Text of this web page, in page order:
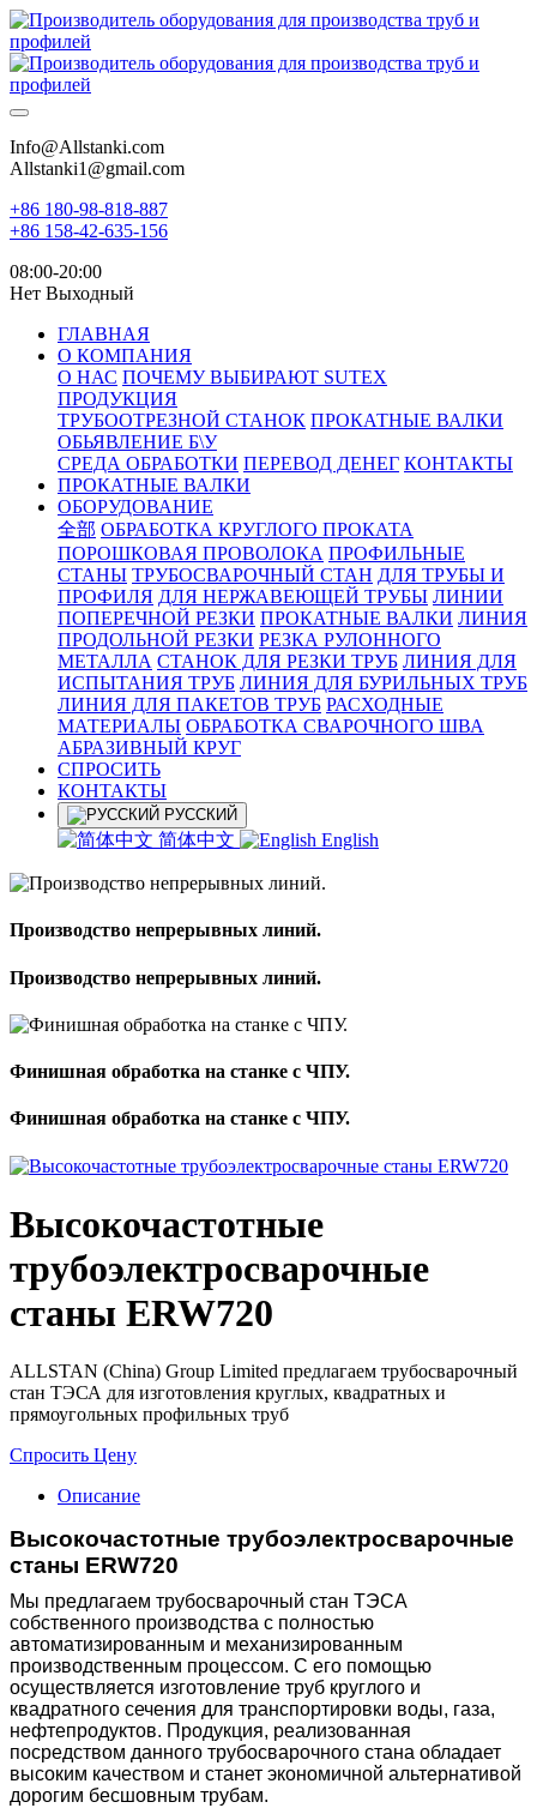
Info@Allstanki.com
Allstanki1@gmail.com
+86 180-98-818-887
+86 158-42-635-156
08:00-20:00
Нет Выходный
ГЛАВНАЯ
О КОМПАНИЯ
О НАС ПОЧЕМУ ВЫБИРАЮТ SUTEX
ПРОДУКЦИЯ
ТРУБООТРЕЗНОЙ СТАНОК ПРОКАТНЫЕ ВАЛКИ
ОБЬЯВЛЕНИЕ Б\У
СРЕДА ОБРАБОТКИ ПЕРЕВОД ДЕНЕГ КОНТАКТЫ
ПРОКАТНЫЕ ВАЛКИ
ОБОРУДОВАНИЕ
全部 ОБРАБОТКА КРУГЛОГО ПРОКАТА
ПОРОШКОВАЯ ПРОВОЛОКА ПРОФИЛЬНЫЕ
СТАНЫ ТРУБОСВАРОЧНЫЙ СТАН ДЛЯ ТРУБЫ И
ПРОФИЛЯ ДЛЯ НЕРЖАВЕЮЩЕЙ ТРУБЫ ЛИНИИ
ПОПЕРЕЧНОЙ РЕЗКИ ПРОКАТНЫЕ ВАЛКИ ЛИНИЯ
ПРОДОЛЬНОЙ РЕЗКИ РЕЗКА РУЛОННОГО
МЕТАЛЛА СТАНОК ДЛЯ РЕЗКИ ТРУБ ЛИНИЯ ДЛЯ
ИСПЫТАНИЯ ТРУБ ЛИНИЯ ДЛЯ БУРИЛЬНЫХ ТРУБ
ЛИНИЯ ДЛЯ ПАКЕТОВ ТРУБ РАСХОДНЫЕ
МАТЕРИАЛЫ OБРАБОТКА СВАРОЧНОГО ШВА
АБРАЗИВНЫЙ КРУГ
СПРОСИТЬ
КОНТАКТЫ
РУССКИЙ
简体中文 English
Производство непрерывных линий.
Производство непрерывных линий.
Финишная обработка на станке с ЧПУ.
Финишная обработка на станке с ЧПУ.
Высокочастотные
трубоэлектросварочные
станы ERW720
ALLSTAN (China) Group Limited предлагаем трубосварочный
стан ТЭСА для изготовления круглых, квадратных и
прямоугольных профильных труб
Спросить Цену
Описание
Высокочастотные трубоэлектросварочные
станы ERW720
Мы предлагаем трубосварочный стан ТЭСА
собственного производства с полностью
автоматизированным и механизированным
производственным процессом. С его помощью
осуществляется изготовление труб круглого и
квадратного сечения для транспортировки воды, газа,
нефтепродуктов. Продукция, реализованная
посредством данного трубосварочного стана обладает
высоким качеством и станет экономичной альтернативой
дорогим бесшовным трубам.